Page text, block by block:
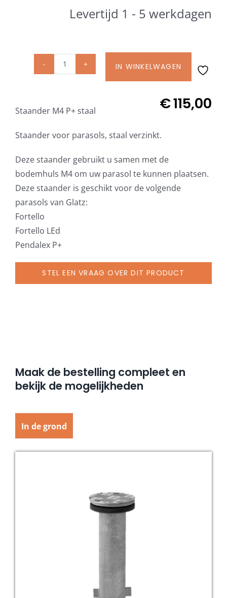
Glatz stofstalen collectie Sampleboeken
Umbrosa en Paraflex parasoldoeken
Onze merken
Levertijd 1 - 5 werkdagen
Glatz
P+
verzinkt
aantal
IN WINKELWAGEN
€115,00
Staander M4 P+ staal
Staander voor parasols, staal verzinkt.
Deze staander gebruikt u samen met de
bodemhuls M4 om uw parasol te kunnen plaatsen.
Deze staander is geschikt voor de volgende
parasols van Glatz:
Fortello
Fortello LEd
Pendalex P+
STEL EEN VRAAG OVER DIT PRODUCT
Maak de bestelling compleet en
bekijk de mogelijkheden
In de grond